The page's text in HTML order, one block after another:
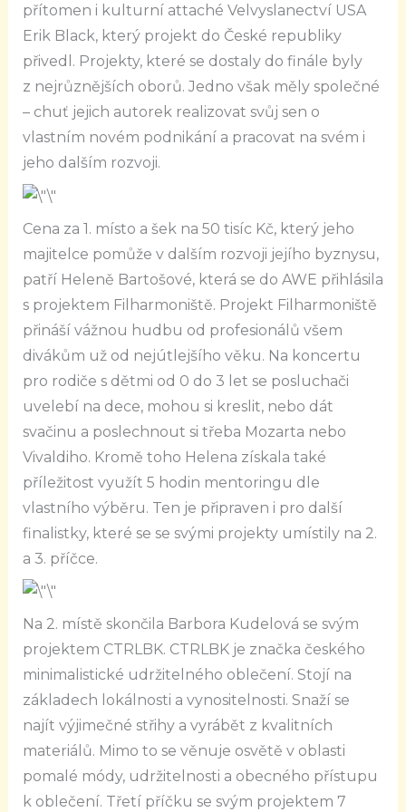
přítomen i kulturní attaché Velvyslanectví USA
Erik Black, který projekt do České republiky
přivedl. Projekty, které se dostaly do finále byly
z nejrůznějších oborů. Jedno však měly společné
– chuť jejich autorek realizovat svůj sen o
vlastním novém podnikání a pracovat na svém i
jeho dalším rozvoji.
Cena za 1. místo a šek na 50 tisíc Kč, který jeho
majitelce pomůže v dalším rozvoji jejího byznysu,
patří Heleně Bartošové, která se do AWE přihlásila
s projektem Filharmoniště. Projekt Filharmoniště
přináší vážnou hudbu od profesionálů všem
divákům už od nejútlejšího věku. Na koncertu
pro rodiče s dětmi od 0 do 3 let se posluchači
uvelebí na dece, mohou si kreslit, nebo dát
svačinu a poslechnout si třeba Mozarta nebo
Vivaldiho. Kromě toho Helena získala také
příležitost využít 5 hodin mentoringu dle
vlastního výběru. Ten je připraven i pro další
finalistky, které se se svými projekty umístily na 2.
a 3. příčce.
Na 2. místě skončila Barbora Kudelová se svým
projektem CTRLBK. CTRLBK je značka českého
minimalistické udržitelného oblečení. Stojí na
základech lokálnosti a vynositelnosti. Snaží se
najít výjimečné střihy a vyrábět z kvalitních
materiálů. Mimo to se věnuje osvětě v oblasti
pomalé módy, udržitelnosti a obecného přístupu
k oblečení. Třetí příčku se svým projektem 7